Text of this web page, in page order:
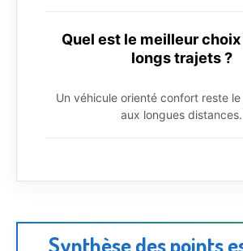
Quel est le meilleur
longs trajets ?
Un véhicule orienté confort reste
aux longues distances.
Synthèse des points